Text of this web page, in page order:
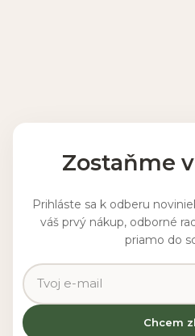
Zostaňme
Prihláste sa k odberu
váš prvý nákup, odborné
priamo do
Chcem